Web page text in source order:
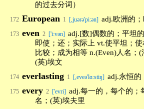
的过去分词）
172 European 1 [,juərə'pi:ən] adj.欧洲的
173 even 2 ['i:vən] adj.[数]偶数的；平坦
即使；还；实际上 vt.使平坦；
比较；成为相等 n.(Even)人名；(
(英)埃文
174 everlasting 1 [,eveə'lɑ:stiŋ] adj.永恒的
175 every 2 ['evri] adj.每一的，每个的；
名；(英)埃夫里